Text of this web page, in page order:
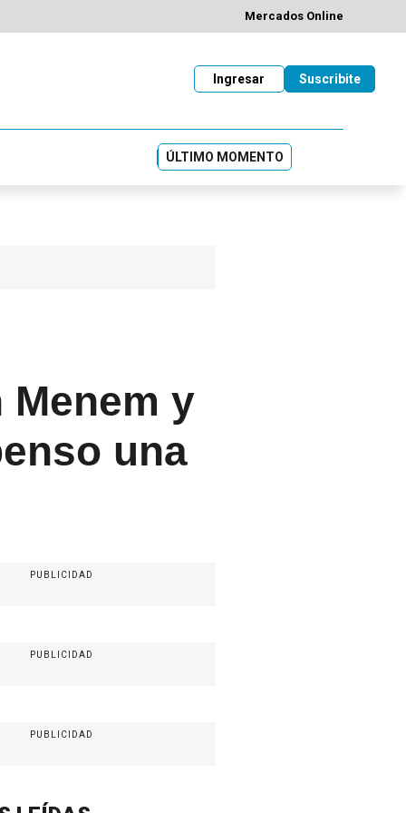
Mercados Online
Suscribite
Ingresar
ÚLTIMO MOMENTO
y
una
PUBLICIDAD
PUBLICIDAD
PUBLICIDAD